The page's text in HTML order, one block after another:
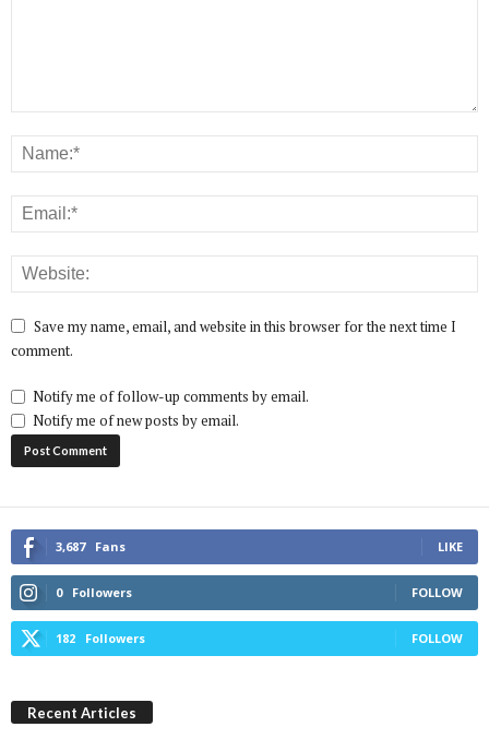
Save my name, email, and website in this browser for the next time I
comment.
Notify me of follow-up comments by email.
Notify me of new posts by email.
3,687 Fans LIKE
0 Followers FOLLOW
182 Followers FOLLOW
Recent Articles